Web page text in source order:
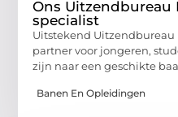
Ons Uitzendbureau
specialist
Uitstekend
partner voor jongeren,
zijn naar een geschikte
Banen En Opleidingen